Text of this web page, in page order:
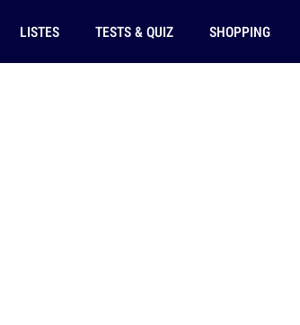
LISTES TESTS & QUIZ SHOPPING